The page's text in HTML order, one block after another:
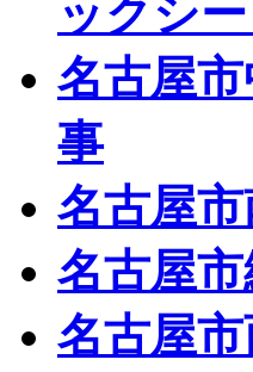
ックシ
名古屋
事
名古屋
名古屋
名古屋